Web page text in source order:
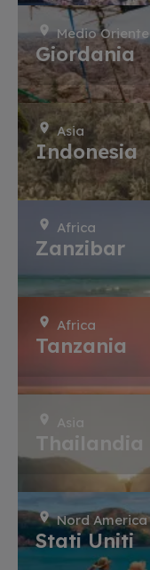
Medio Oriente
Giordania
Asia
Indonesia
Africa
Zanzibar
Africa
Tanzania
Asia
Thailandia
Nord America
Stati Uniti